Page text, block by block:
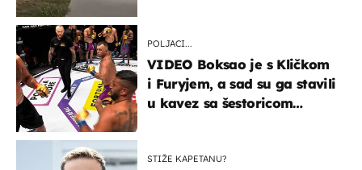
POLJACI...
VIDEO Boksao je s Kličkom
i Furyjem, a sad su ga stavili
u kavez sa šestoricom
STIŽE KAPETANU?